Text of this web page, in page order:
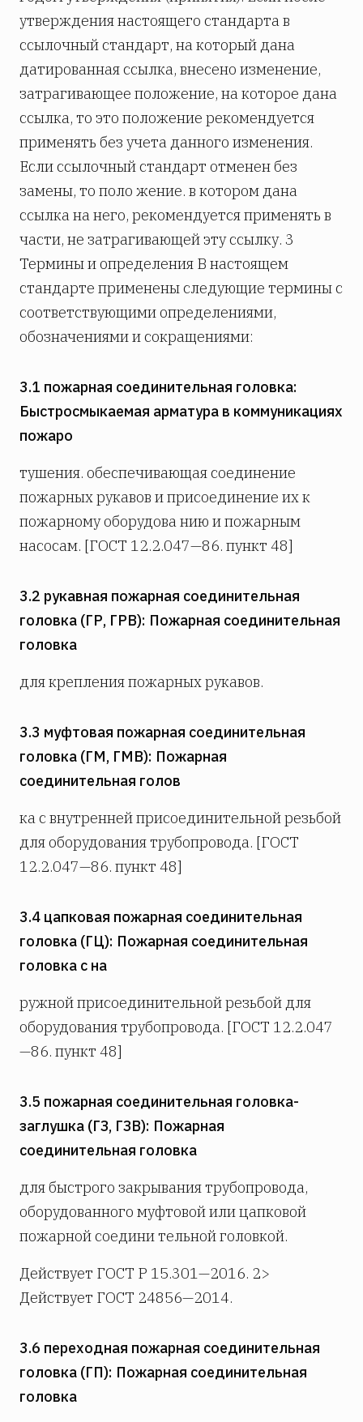
утверждения настоящего стандарта в
ссылочный стандарт, на который дана
датированная ссылка, внесено изменение,
затрагивающее положение, на которое дана
ссылка, то это положение рекомендуется
применять без учета данного изменения.
Если ссылочный стандарт отменен без
замены, то поло­ жение. в котором дана
ссылка на него, рекомендуется применять в
части, не затрагивающей эту ссылку. 3
Термины и определения В настоящем
стандарте применены следующие термины с
соответствующими определениями,
обозначениями и сокращениями:
3.1 пожарная соединительная головка:
Быстросмыкаемая арматура в коммуникациях
пожаро­
тушения. обеспечивающая соединение
пожарных рукавов и присоединение их к
пожарному оборудова­ нию и пожарным
насосам. [ГОСТ 12.2.047—86. пункт 48]
3.2 рукавная пожарная соединительная
головка (ГР, ГРВ): Пожарная соединительная
головка
для крепления пожарных рукавов.
3.3 муфтовая пожарная соединительная
головка (ГМ, ГМВ): Пожарная
соединительная голов­
ка с внутренней присоединительной резьбой
для оборудования трубопровода. [ГОСТ
12.2.047—86. пункт 48]
3.4 цапковая пожарная соединительная
головка (ГЦ): Пожарная соединительная
головка с на­
ружной присоединительной резьбой для
оборудования трубопровода. [ГОСТ 12.2.047
—86. пункт 48]
3.5 пожарная соединительная головка-
заглушка (ГЗ, ГЗВ): Пожарная
соединительная головка
для быстрого закрывания трубопровода,
оборудованного муфтовой или цапковой
пожарной соедини­ тельной головкой.
Действует ГОСТ Р 15.301—2016. 2>
Действует ГОСТ 24856—2014.
3.6 переходная пожарная соединительная
головка (ГП): Пожарная соединительная
головка